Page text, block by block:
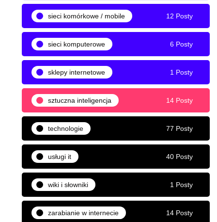
sieci komórkowe / mobile 12 Posty
sieci komputerowe 6 Posty
sklepy internetowe 1 Posty
sztuczna inteligencja 14 Posty
technologie 77 Posty
usługi it 40 Posty
wiki i słowniki 1 Posty
zarabianie w internecie 14 Posty